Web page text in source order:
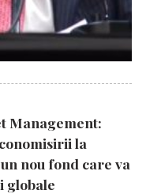
Management:
la
nou fond care va
globale